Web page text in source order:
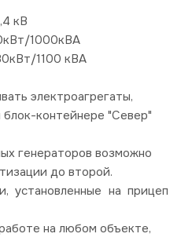
кВ
1000кВА
1100 кВА
электроагрегаты,
контейнере "Север"
генераторов возможно
до второй.
установленные на прицеп
на любом объекте,